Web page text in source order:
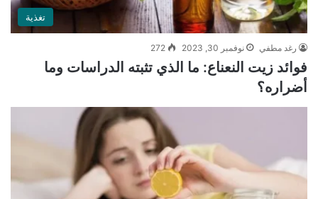
تغذية
رغد مطفي نوفمبر 30, 2023 272
فوائد زيت النعناع: ما الذي تثبته الدراسات وما
أضراره؟